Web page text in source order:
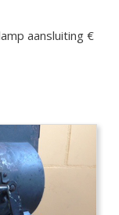
aansluiting €